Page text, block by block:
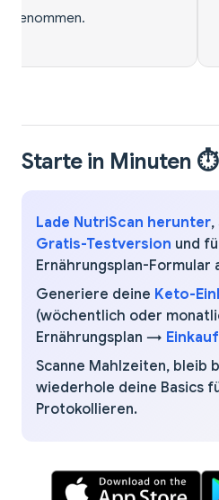
Starte in Minuten ⏱️
Lade NutriScan herunter,
Gratis-Testversion und
Ernährungsplan-Formular
Generiere deine Keto-
(wöchentlich oder
Ernährungsplan →
Scanne Mahlzeiten, bleib
wiederhole deine Basics
Protokollieren.